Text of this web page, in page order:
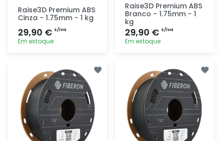
Raise3D Premium ABS
Cinza - 1.75mm - 1 kg
29,90 € s/iva
Em estoque
rapidamente
Raise3D Premium ABS
Branco - 1.75mm - 1
kg
29,90 € s/iva
Em estoque
rapidamente